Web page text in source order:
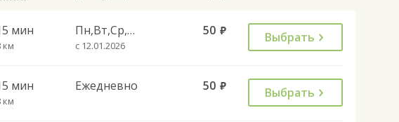
мин
км
Пн,Вт,Ср,Чт,Пт
с 12.01.2026
50 руб. Выбрать
мин
км
Ежедневно 50 руб. Выбрать